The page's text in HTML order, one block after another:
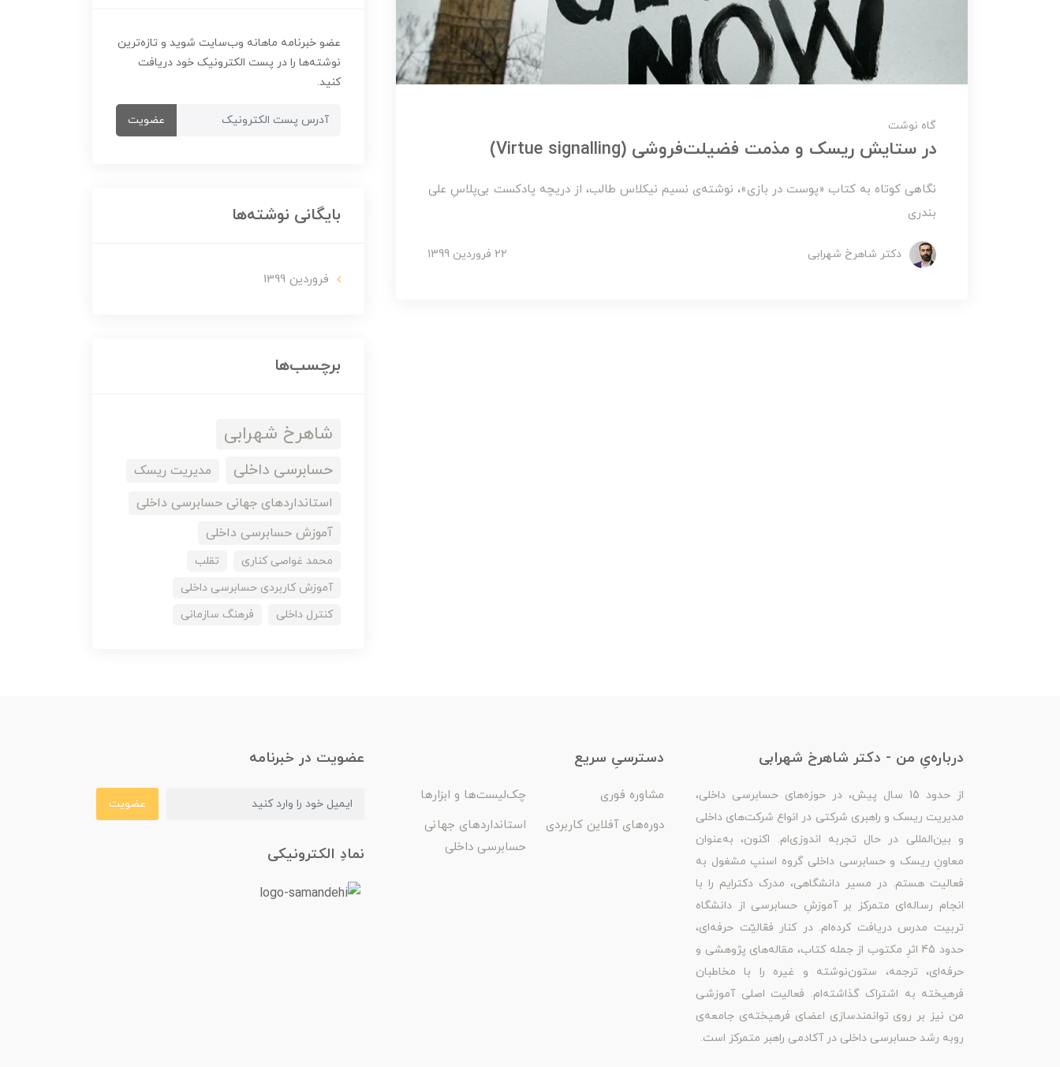
گاه نوشت
در ستایش ریسک و مذمت فضیلت‌فروشی (Virtue signalling)
نگاهی کوتاه به کتاب «پوست در بازی»، نوشته‌ی نسیم نیکلاس طالب، از دریچه پادکست بی‌پلاسِ علی
بندری
دکتر شاهرخ شهرابی 22 فروردین 1399
عضو خبرنامه ماهانه وب‌سایت شوید و تازه‌ترین
نوشته‌ها را در پست الکترونیک خود دریافت
کنید.
عضویت
بایگانی نوشته‌ها
فروردین 1399
برچسب‌ها
شاهرخ شهرابی
حسابرسی داخلی
مدیریت ریسک
استانداردهای جهانی حسابرسی داخلی
آموزش حسابرسی داخلی
محمد غواصی کناری
تقلب
آموزش کاربردی حسابرسی داخلی
کنترل داخلی
فرهنگ سازمانی
درباره‌یِ من - دکتر شاهرخ شهرابی
از حدود 15 سال پیش، در حوزه‌های حسابرسی داخلی،
مدیریت ریسک و راهبری شرکتی در انواع شرکت‌های داخلی
و بین‌المللی در حال تجربه اندوزی‌ام. اکنون، به‌عنوان
معاونِ ریسک و حسابرسی داخلی گروه اسنپ مشغول به
فعالیت هستم. در مسیر دانشگاهی، مدرک دکترایم را با
انجام رساله‌ای متمرکز بر آموزشِ حسابرسی از دانشگاه
تربیت مدرس دریافت کرده‌ام. در کنار فعّالیّت حرفه‌ای،
حدود 45 اثرِ مکتوب از جمله کتاب، مقاله‌های پژوهشی و
حرفه‌ای، ترجمه، ستون‌نوشته و غیره را با مخاطبان
فرهیخته به اشتراک گذاشته‌ام. فعالیت اصلی آموزشی
من نیز بر روی توانمندسازی اعضای فرهیخته‌ی جامعه‌ی
روبه رشد حسابرسی داخلی در آکادمی راهبر متمرکز است.
دسترسیِ سریع
مشاوره فوری
چک‌لیست‌ها و ابزارها
دوره‌های آفلاین کاربردی
استانداردهای جهانی
حسابرسی داخلی
عضویت در خبرنامه
عضویت
نمادِ الکترونیکی